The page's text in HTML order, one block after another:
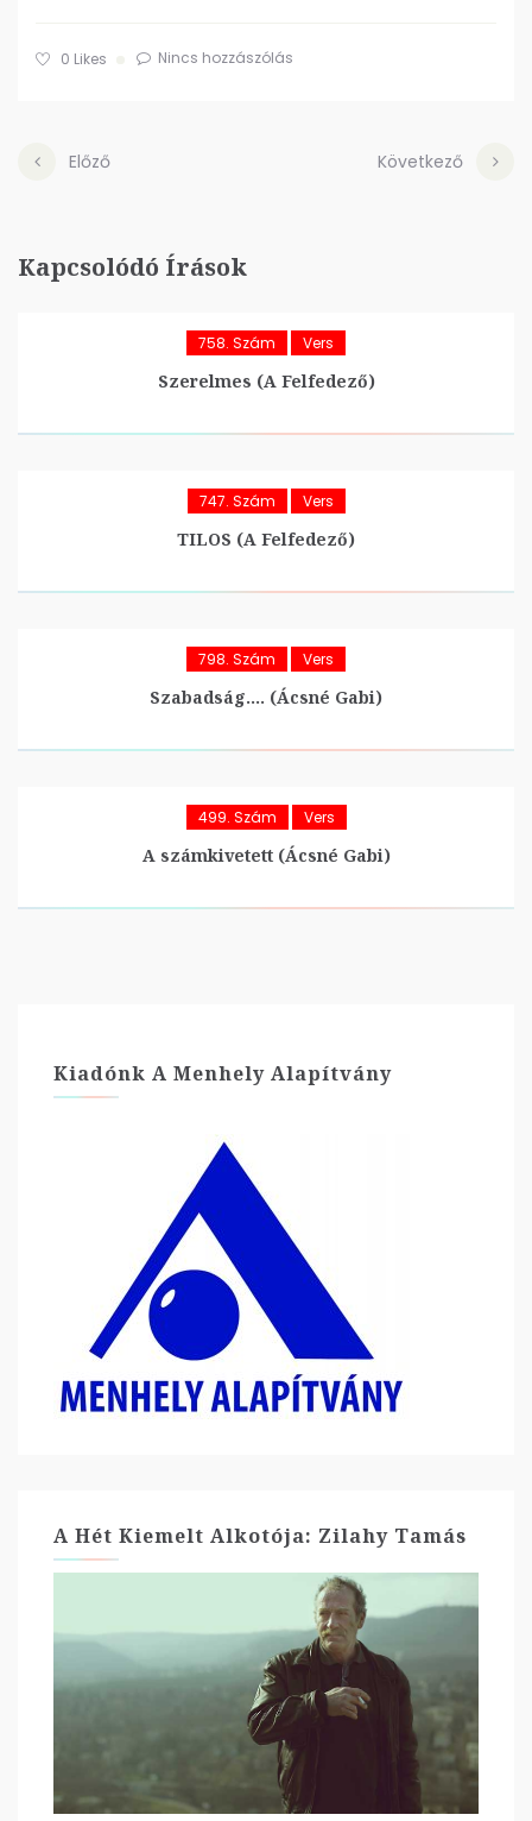
0 Likes Nincs hozzászólás
Előző Következő
Kapcsolódó Írások
758. Szám Vers
Szerelmes (A Felfedező)
747. Szám Vers
TILOS (A Felfedező)
798. Szám Vers
Szabadság…. (Ácsné Gabi)
499. Szám Vers
A számkivetett (Ácsné Gabi)
Kiadónk A Menhely Alapítvány
A Hét Kiemelt Alkotója: Zilahy Tamás